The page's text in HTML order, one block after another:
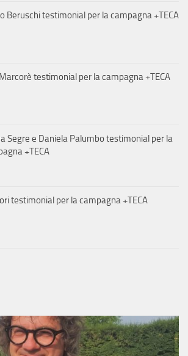
Beruschi testimonial per la campagna +TECA
testimonial per la campagna +TECA
Segre e Daniela Palumbo testimonial per la
+TECA
testimonial per la campagna +TECA